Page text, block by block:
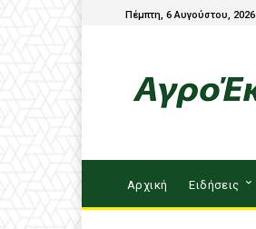
Πέμπτη, 6 Αυγούστου, 2026
Αρχική Ειδήσεις